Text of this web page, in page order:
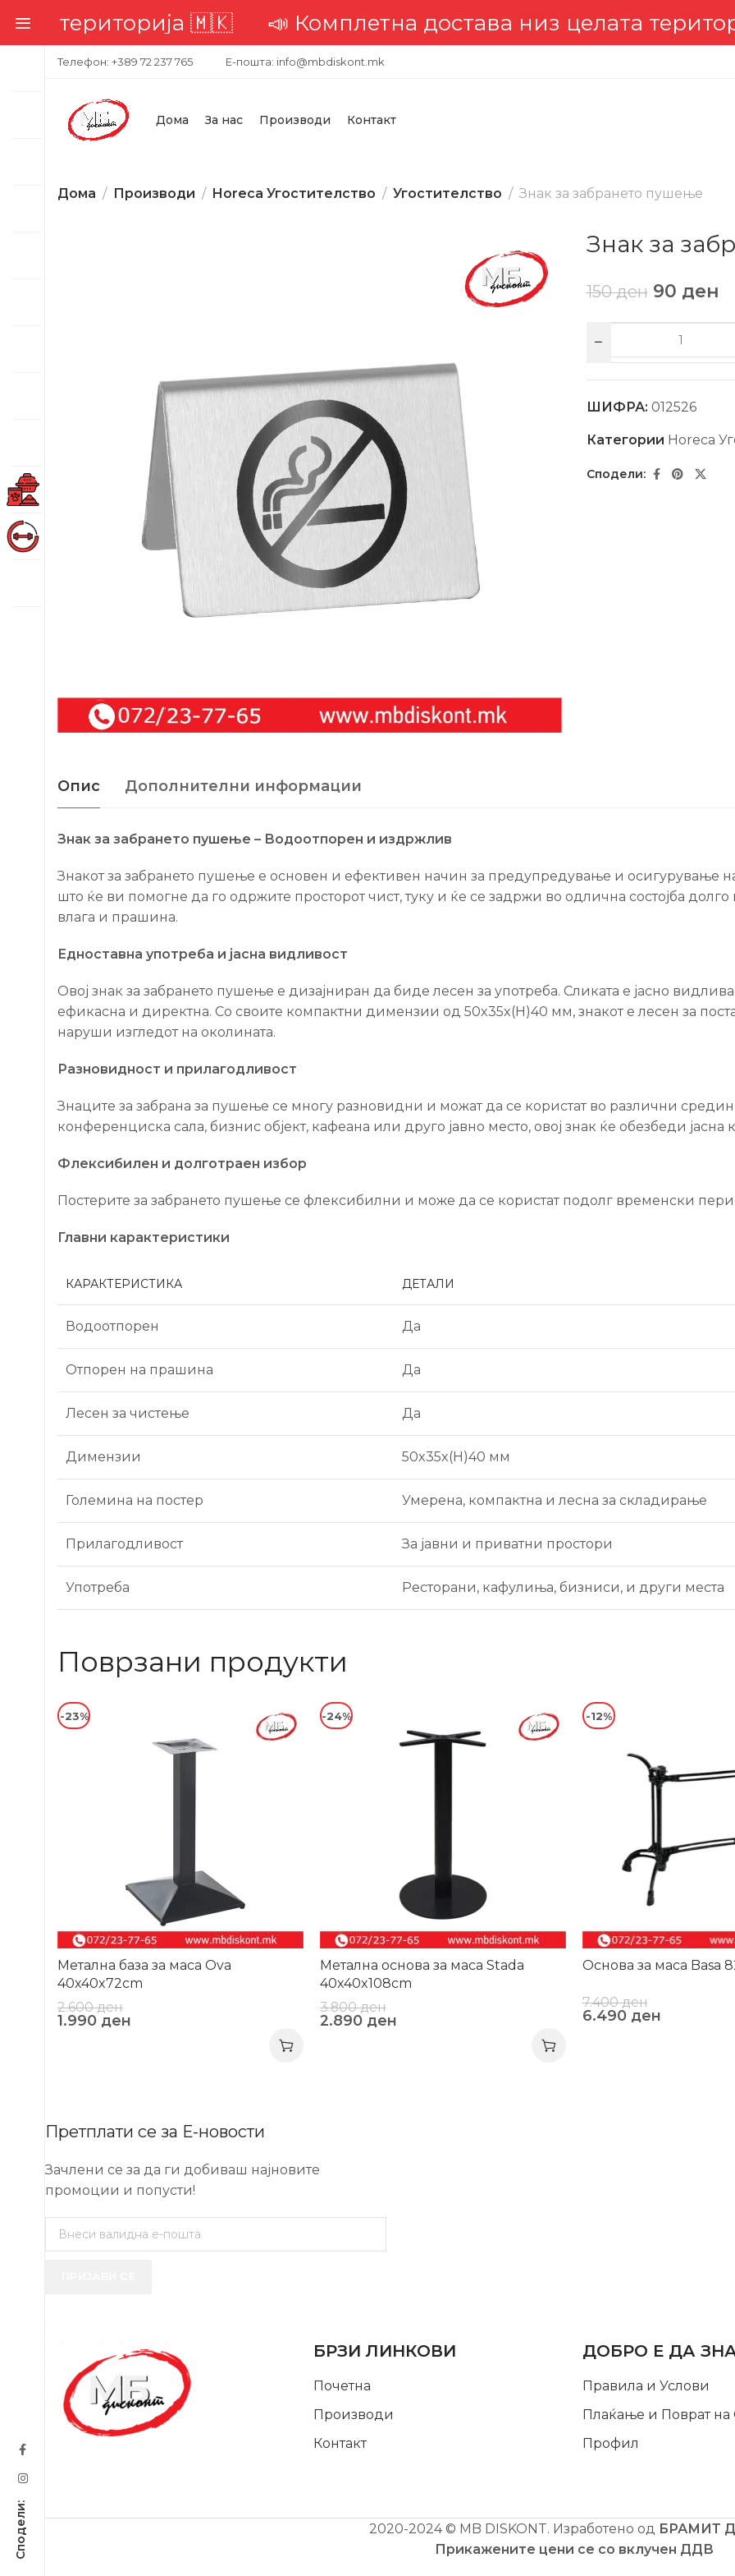
🇲🇰 📣 Комплетна достава низ целата
Телефон: +389 72 237 765 Е-пошта: info@mbdiskont.mk
Дома За нас Производи Контакт
Дома Производи Horeca Угостителство Угостителство Знак за забрането пушење
Знак за
150ден 90 ден
ШИФРА: 012526
Категории Horeca
Опис Дополнителни информации
Знак за забрането пушење – Водоотпорен и издржлив
Знакот за забрането пушење е основен и ефективен начин за предупредување и осигурување
што ќе ви помогне да го одржите просторот чист, туку и ќе се задржи во одлична состојба
влага и прашина.
Едноставна употреба и јасна видливост
Овој знак за забрането пушење е дизајниран да биде лесен за употреба. Сликата е јасно
ефикасна и директна. Со своите компактни димензии од 50x35x(H)40 мм, знакoт е лесен за
наруши изгледот на околината.
Разновидност и прилагодливост
Знаците за забрана за пушење се многу разновидни и можат да се користат во различни
конференциска сала, бизнис објект, кафеана или друго јавно место, овој знак ќе обезбеди
Флексибилен и долготраен избор
Постерите за забрането пушење се флексибилни и може да се користат подолг временски
Главни карактеристики
КАРАКТЕРИСТИКА ДЕТАЛИ
Водоотпорен Да
Отпорен на прашина Да
Лесен за чистење Да
Димензии 50x35x(H)40 мм
Големина на постер Умерена, компактна и лесна за складирање
Прилагодливост За јавни и приватни простори
Употреба Ресторани, кафулиња, бизниси, и други места
Поврзани продукти
-23%
Метална база за маса Ova
40x40x72cm
2.600ден
1.990 ден
-24%
Метална основа за маса Stada
40x40x108cm
3.800ден
2.890 ден
-12%
Основa за маса Basa
7.400ден
6.490 ден
Претплати се за Е-новости
Зачлени се за да ги добиваш најновите
промоции и попусти!
БРЗИ ЛИНКОВИ
Почетна
Производи
Контакт
ДОБРО Е ДА
Правила и Услови
Плаќање и Поврат на
Профил
2020-2024 © MB DISKONT. Изработено од БРАМИТ
Прикажените цени се со вклучен ДДВ